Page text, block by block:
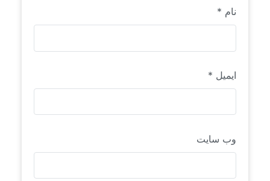
نام *
ایمیل *
وب‌ سایت